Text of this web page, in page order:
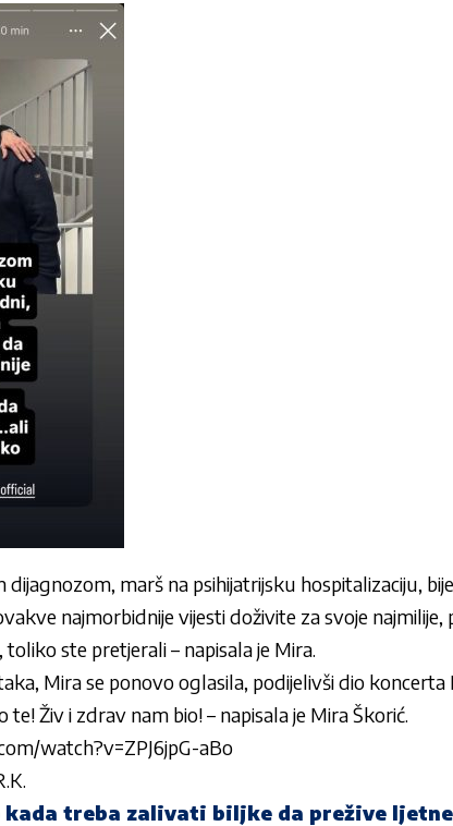
dijagnozom, marš na psihijatrijsku hospitalizaciju,
najmorbidnije vijesti doživite za svoje
ste pretjerali – napisala je Mira.
Mira se ponovo oglasila, podijelivši dio koncerta
Živ i zdrav nam bio! – napisala je Mira Škorić.
watch?v=ZPJ6jpG-aBo
kada treba zalivati biljke da prežive